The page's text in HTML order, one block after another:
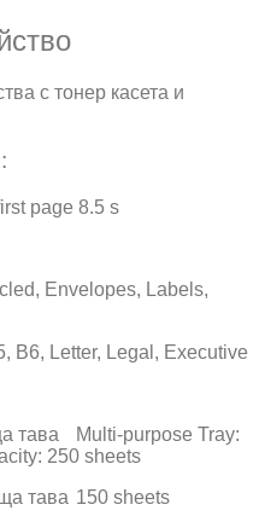
с тонер касета и
page 8.5 s
Envelopes, Labels,
B6, Letter, Legal, Executive
тава
Multi-purpose Tray:
250 sheets
тава 150 sheets